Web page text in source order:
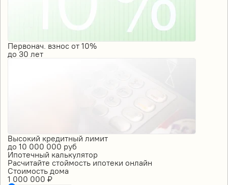
Первонач. взнос от 10%
до 30 лет
Высокий кредитный лимит
до 10 000 000 руб
Ипотечный калькулятор
Расчитайте стоймость ипотеки онлайн
Стоимость дома
1 000 000 ₽